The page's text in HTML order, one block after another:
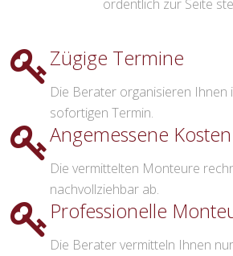
ordentlich zur Seite
Zügige Termine
Die Berater organisieren Ihnen
sofortigen Termin.
Angemessene Kosten
Die vermittelten Monteure
nachvollziehbar ab.
Professionelle
Die Berater vermitteln Ihnen